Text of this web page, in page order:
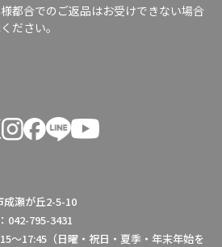
都合でのご返品はお受けできない場合
ださい。
瀬が丘2-5-10
042-795-3431
～17:45（日曜・祝日・夏季・年末年始を